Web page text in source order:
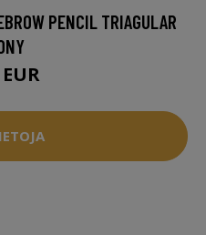
PENCIL TRIAGULAR